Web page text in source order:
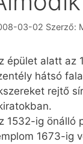
03-02 Szerző:
épület alatt az
hátsó
rejtő
1532-ig önálló
1673-ig